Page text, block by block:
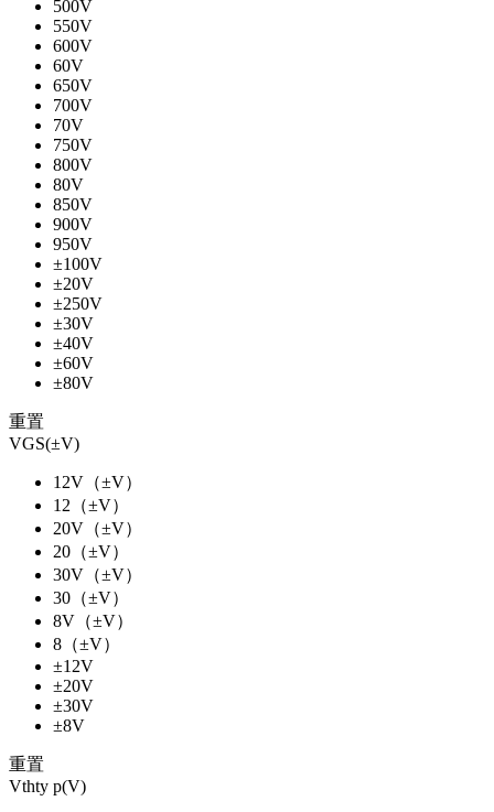
500V
550V
600V
60V
650V
700V
70V
750V
800V
80V
850V
900V
950V
±100V
±20V
±250V
±30V
±40V
±60V
±80V
重置
VGS(±V)
12V（±V）
12（±V）
20V（±V）
20（±V）
30V（±V）
30（±V）
8V（±V）
8（±V）
±12V
±20V
±30V
±8V
重置
Vthty p(V)